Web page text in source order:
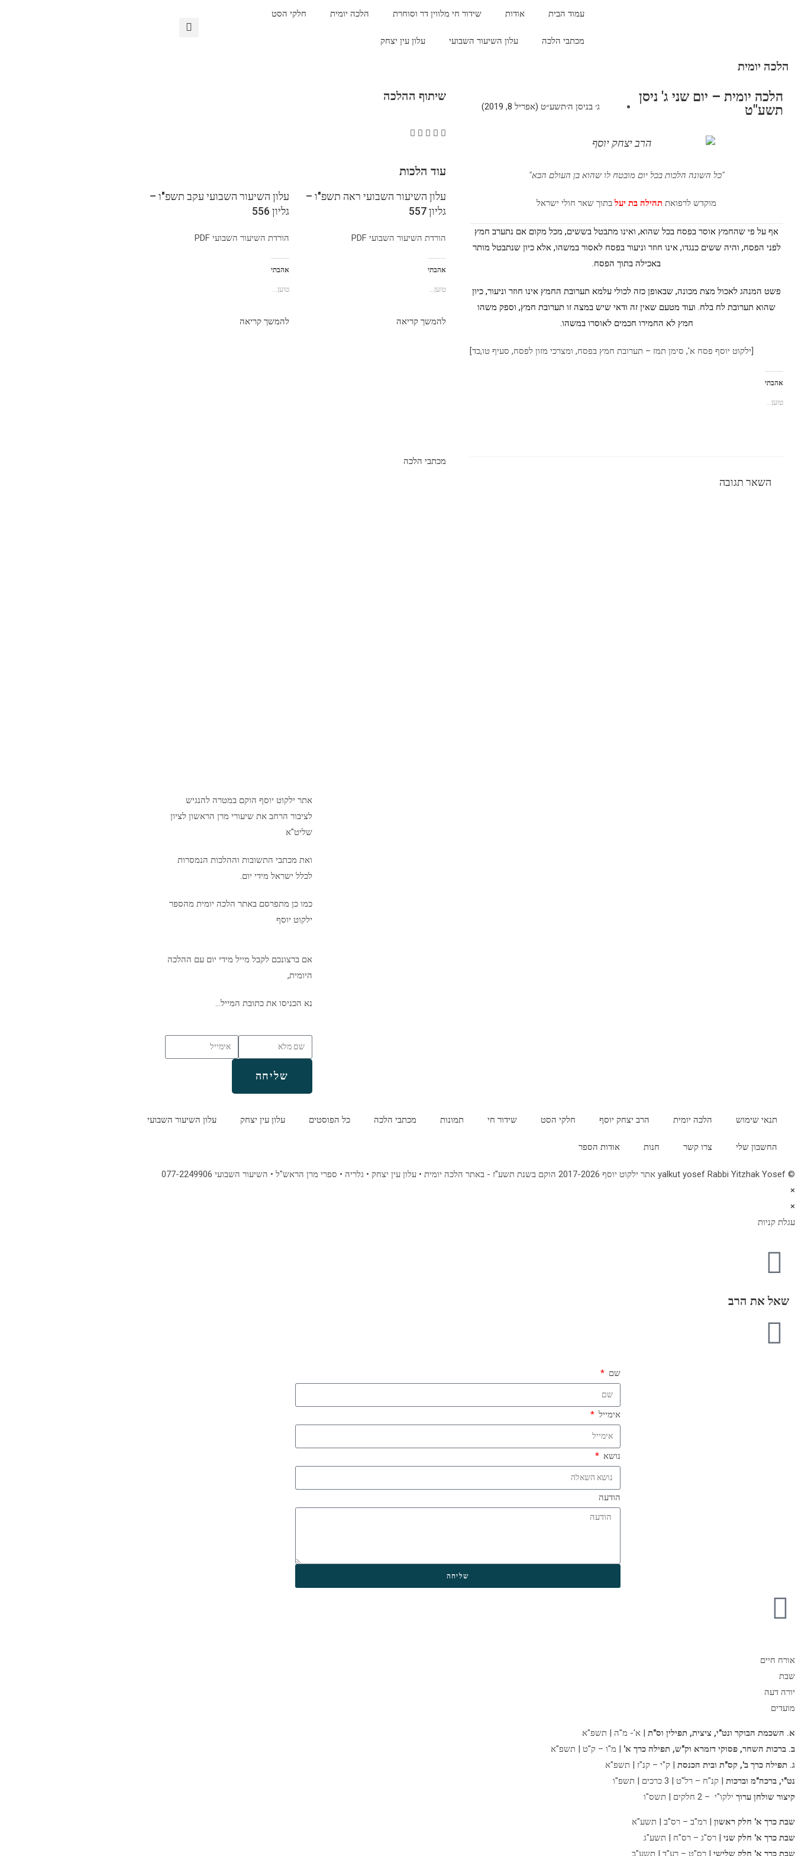
עמוד הבית אודות שידור חי מלווין דר וסוחרת הלכה יומית חלקי הסט
מכתבי הלכה עלון השיעור השבועי עלון עין יצחק
הלכה יומית
הלכה יומית – יום שני ג' ניסן
תשע"ט
ג׳ בניסן ה׳תשע״ט (אפריל 8, 2019)
"כל השונה הלכות בכל יום מובטח לו שהוא בן העולם הבא"
מוקדש לרפואת תהילה בת יעל בתוך שאר חולי ישראל
אף על פי שהחמץ אוסר בפסח בכל שהוא, ואינו מתבטל בששים, מכל מקום אם נתערב חמץ
לפני הפסח, והיה ששים כנגדו, אינו חוזר וניעור בפסח לאסור במשהו, אלא כיון שנתבטל מותר
באכילה בתוך הפסח.
פשט המנהג לאכול מצת מכונה, שבאופן כזה לכולי עלמא תערובת החמץ אינו חוזר וניעור, כיון
שהוא תערובת לח בלח. ועוד מטעם שאין זה ודאי שיש במצה זו תערובת חמץ, וספק משהו
חמץ לא החמירו חכמים לאוסרו במשהו.
[ילקוט יוסף פסח א', סימן תמז – תערובת חמץ בפסח, ומצרכי מזון לפסח, סעיף טו,כד]
אהבתי
טוען...
השאר תגובה
שיתוף ההלכה
עוד הלכות
עלון השיעור השבועי ראה תשפ"ו –
גליון 557
הורדת השיעור השבועי PDF
אהבתי
טוען...
להמשך קריאה
עלון השיעור השבועי עקב תשפ"ו –
גליון 556
הורדת השיעור השבועי PDF
אהבתי
טוען...
להמשך קריאה
מכתבי הלכה
אתר ילקוט יוסף הוקם במטרה להנגיש
לציבור הרחב את שיעורי מרן הראשון לציון
שליט"א
ואת מכתבי התשובות וההלכות הנמסרות
לכלל ישראל מידי יום.
כמו כן מתפרסם באתר הלכה יומית מהספר
ילקוט יוסף
אם ברצונכם לקבל מייל מידי יום עם ההלכה
היומית,
נא הכניסו את כתובת המייל…
שליחה
תנאי שימוש הלכה יומית הרב יצחק יוסף חלקי הסט שידור חי תמונות מכתבי הלכה כל הפוסטים עלון עין יצחק עלון השיעור השבועי
החשבון שלי צרו קשר חנות אודות הספר
© yalkut yosef Rabbi Yitzhak Yosef אתר ילקוט יוסף 2017-2026 הוקם בשנת תשע"ז - באתר הלכה יומית • עלון עין יצחק • גלריה • ספרי מרן הראש"ל • השיעור השבועי 077-2249906
×
×
עגלת קניות
שאל את הרב
שם
אימייל
נושא
הודעה
שליחה
אורח חיים
שבת
יורה דעה
מועדים
א. השכמת הבוקר ונט"י, ציצית, תפילין וס"ת | א'- מ"ה | תשפ"א
ב. ברכות השחר, פסוקי דזמרא וק"ש, תפילה כרך א' | מ"ו – ק"ט | תשפ"א
ג. תפילה כרך ב', קס"ת ובית הכנסת | ק"י – קנ"ז | תשפ"א
נט"י, ברכה"מ וברכות | קנ"ח – רל"ט | 3 כרכים | תשפ"ו
קיצור שולחן ערוך ילקו"י – 2 חלקים | תשס"ו
שבת כרך א' חלק ראשון | רמ"ב – רס"ב | תשע"א
שבת כרך א' חלק שני | רס"ג – רס"ח | תשע"ג
שבת כרך א' חלק שלישי | רס"ט – רע"ד | תשע"ב